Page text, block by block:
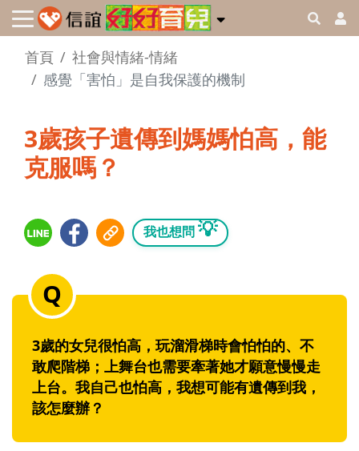
首頁
社會與情緒-情緒
感覺「害怕」是自我保護的機制
3歲孩子遺傳到媽媽怕高，能
克服嗎？
我也想問 💡
3歲的女兒很怕高，玩溜滑梯時會怕怕的、不
敢爬階梯；上舞台也需要牽著她才願意慢慢走
上台。我自己也怕高，我想可能有遺傳到我，
該怎麼辦？